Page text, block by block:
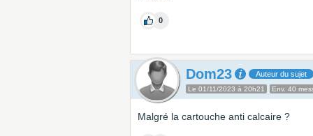
0
Dom23 Auteur du sujet
Le 01/11/2023 à 20h21 Env. 40
Malgré la cartouche anti calcaire ?